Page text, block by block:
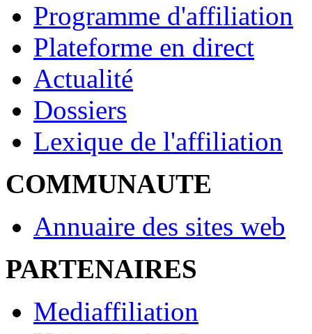
Programme d'affiliation
Plateforme en direct
Actualité
Dossiers
Lexique de l'affiliation
COMMUNAUTE
Annuaire des sites web
PARTENAIRES
Mediaffiliation